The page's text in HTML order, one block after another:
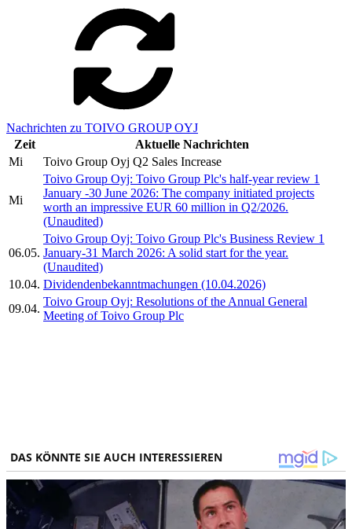
Nachrichten zu TOIVO GROUP OYJ
Zeit
Aktuelle Nachrichten
Mi
Toivo Group Oyj Q2 Sales Increase
Mi
Toivo Group Oyj: Toivo Group Plc's half-year review 1
January -30 June 2026: The company initiated projects
worth an impressive EUR 60 million in Q2/2026.
(Unaudited)
06.05.
Toivo Group Oyj: Toivo Group Plc's Business Review 1
January-31 March 2026: A solid start for the year.
(Unaudited)
10.04. Dividendenbekanntmachungen (10.04.2026)
09.04.
Toivo Group Oyj: Resolutions of the Annual General
Meeting of Toivo Group Plc